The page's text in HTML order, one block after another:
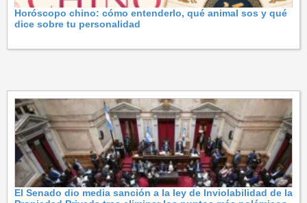
Horóscopo chino: cómo entenderlo, qué animal sos y qué
dice sobre tu personalidad
El Senado dio media sanción a la ley de Inviolabilidad de la